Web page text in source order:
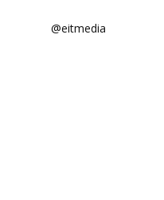
@eitmedia